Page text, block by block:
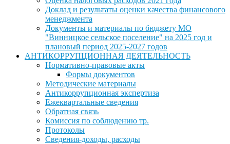
Доклад и результаты оценки качества финансового
менеджмента
Документы и материалы по бюджету МО
"Винницкое сельское поселение" на 2025 год и
плановый период 2025-2027 годов
АНТИКОРРУПЦИОННАЯ ДЕЯТЕЛЬНОСТЬ
Нормативно-правовые акты
Формы документов
Методические материалы
Антикоррупционная экспертиза
Ежеквартальные сведения
Обратная связь
Комиссия по соблюдению тр.
Протоколы
Сведения-доходы, расходы